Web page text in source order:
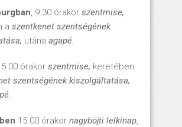
, 9.30 órakor szentmise,
a szentkenet szentségének
utána agapé.
órakor szentmise, keretében
szentségének kiszolgáltatása,
15.00 órakor nagyböjti lelkinap,